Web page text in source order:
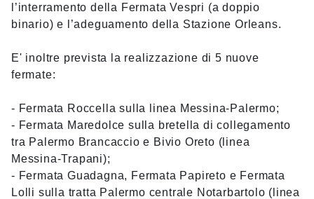
l’interramento della Fermata Vespri (a doppio
binario) e l’adeguamento della Stazione Orleans.
E' inoltre prevista la realizzazione di 5 nuove
fermate:
- Fermata Roccella sulla linea Messina-Palermo;
- Fermata Maredolce sulla bretella di collegamento
tra Palermo Brancaccio e Bivio Oreto (linea
Messina-Trapani);
- Fermata Guadagna, Fermata Papireto e Fermata
Lolli sulla tratta Palermo centrale Notarbartolo (linea